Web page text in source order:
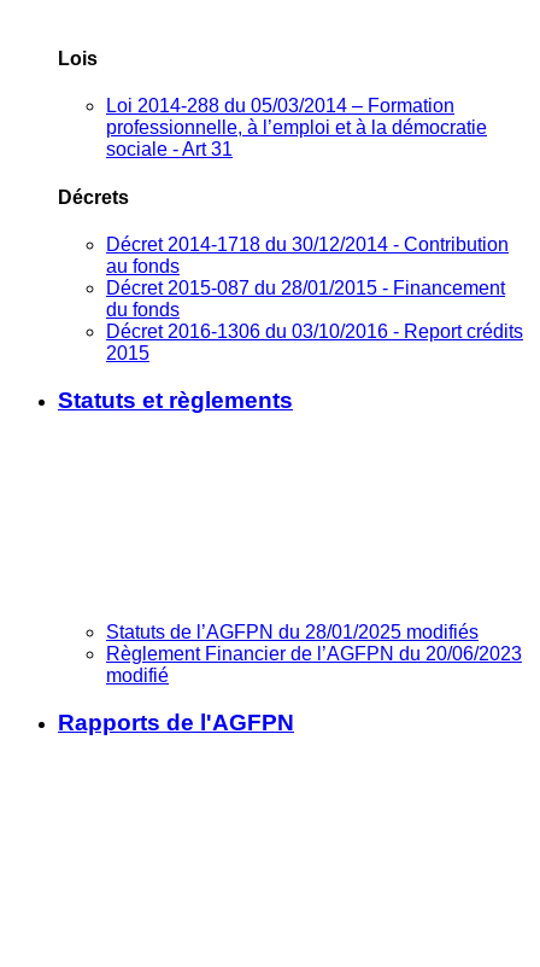
Lois
Loi 2014-288 du 05/03/2014 – Formation
professionnelle, à l’emploi et à la démocratie
sociale - Art 31
Décrets
Décret 2014-1718 du 30/12/2014 - Contribution
au fonds
Décret 2015-087 du 28/01/2015 - Financement
du fonds
Décret 2016-1306 du 03/10/2016 - Report crédits
2015
Statuts et règlements
Statuts de l’AGFPN du 28/01/2025 modifiés
Règlement Financier de l’AGFPN du 20/06/2023
modifié
Rapports de l'AGFPN